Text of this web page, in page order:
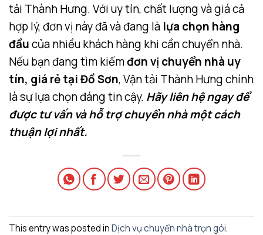
tải Thành Hưng. Với uy tín, chất lượng và giá cả
hợp lý, đơn vị này đã và đang là lựa chọn hàng
đầucủa nhiều khách hàng khi cần chuyển nhà.
Nếu bạn đang tìm kiếmđơn vị chuyển nhà uy
tín, giá rẻ tại Đồ Sơn, Vận tải Thành Hưng chính
là sự lựa chọn đáng tin cậy. Hãy liên hệ ngay để
được tư vấn và hỗ trợ chuyển nhà một cách
thuận lợi nhất.
This entry was posted inDịch vụ chuyển nhà trọn gói.